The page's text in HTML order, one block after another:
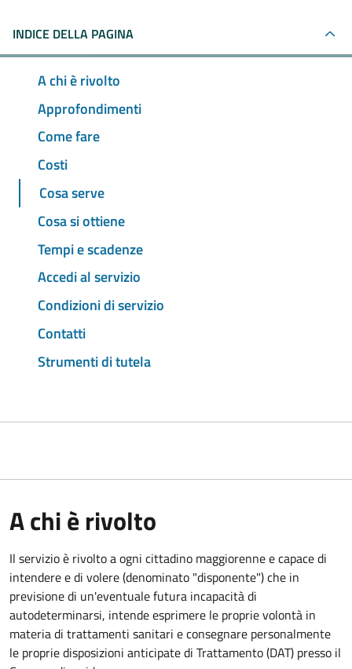
INDICE DELLA PAGINA
A chi è rivolto
Approfondimenti
Come fare
Costi
Cosa serve
Cosa si ottiene
Tempi e scadenze
Accedi al servizio
Condizioni di servizio
Contatti
Strumenti di tutela
A chi è rivolto
Il servizio è rivolto a ogni cittadino maggiorenne e capace di
intendere e di volere (denominato "disponente") che in
previsione di un'eventuale futura incapacità di
autodeterminarsi, intende esprimere le proprie volontà in
materia di trattamenti sanitari e consegnare personalmente
le proprie disposizioni anticipate di Trattamento (DAT) presso il